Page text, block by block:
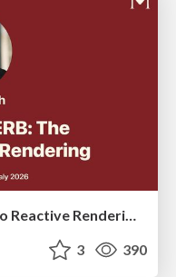
HTML-Aware ERB: The Path to Reactive Rendering @ RubyCon 2026, Rimini, Italy
3 390